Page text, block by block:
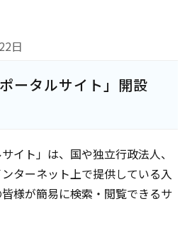
日
ータルサイト」開設
イト」は、国や独立行政法人、
ターネット上で提供している入
様が簡易に検索・閲覧できるサ